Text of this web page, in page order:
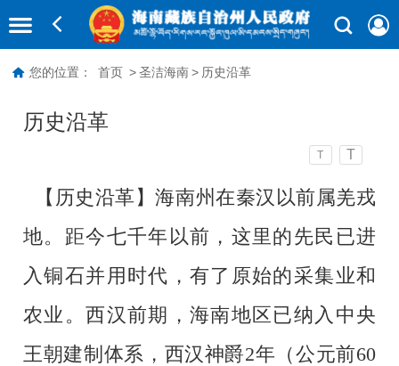
您的位置： 首页 > 圣洁海南 > 历史沿革
历史沿革
T T
【历史沿革】海南州在秦汉以前属羌戎
地。距今七千年以前，这里的先民已进
入铜石并用时代，有了原始的采集业和
农业。西汉前期，海南地区已纳入中央
王朝建制体系，西汉神爵2年（公元前60